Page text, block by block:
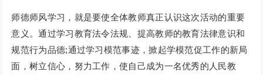
师德师风学习，就是要使全体教师真正认识这次活动的重要
意义。通过学习教育法令法规、提高教师的教育法律意识和
规范行为品德;通过学习模范事迹，掀起学模范促工作的新局
面，树立信心，努力工作，使自己成为一名优秀的人民教